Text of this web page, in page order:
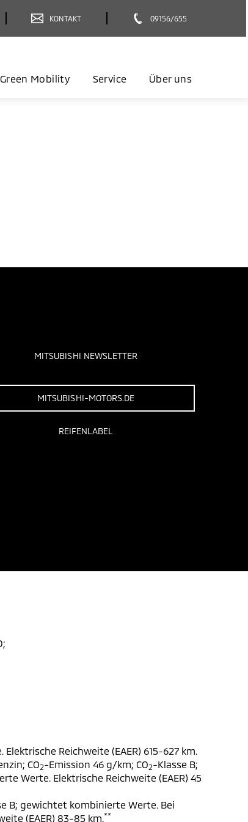
KONTAKT 09156/655
Green Mobility Service Über uns
MITSUBISHI NEWSLETTER
MITSUBISHI-MOTORS.DE
REIFENLABEL
Reichweite (EAER) 615-627 km.
CO2-Emission 46 g/km; CO2-Klasse B;
Werte. Elektrische Reichweite (EAER) 45
B; gewichtet kombinierte Werte. Bei
(EAER) 83-85 km.**